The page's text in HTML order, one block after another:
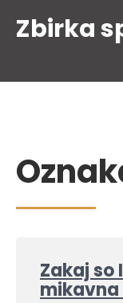
Zbirka
Zakaj so